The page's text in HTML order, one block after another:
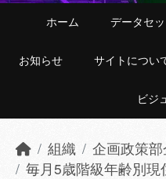
ホーム データセッ
お知らせ サイトについ
ビジ
組織
企画政策
毎月5歳階級年齢別現